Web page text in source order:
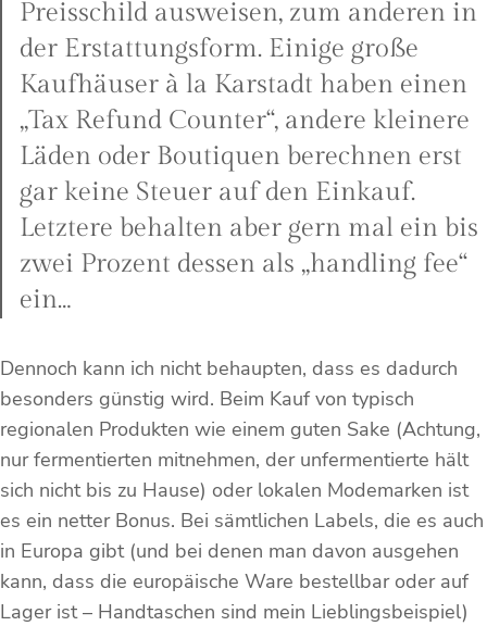
Preisschild ausweisen, zum anderen in
der Erstattungsform. Einige große
Kaufhäuser à la Karstadt haben einen
„Tax Refund Counter“, andere kleinere
Läden oder Boutiquen berechnen erst
gar keine Steuer auf den Einkauf.
Letztere behalten aber gern mal ein bis
zwei Prozent dessen als „handling fee“
ein…
Dennoch kann ich nicht behaupten, dass es dadurch
besonders günstig wird. Beim Kauf von typisch
regionalen Produkten wie einem guten Sake (Achtung,
nur fermentierten mitnehmen, der unfermentierte hält
sich nicht bis zu Hause) oder lokalen Modemarken ist
es ein netter Bonus. Bei sämtlichen Labels, die es auch
in Europa gibt (und bei denen man davon ausgehen
kann, dass die europäische Ware bestellbar oder auf
Lager ist – Handtaschen sind mein Lieblingsbeispiel)